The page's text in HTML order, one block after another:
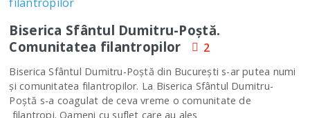
Biserica Sfântul Dumitru-Poştă.
Comunitatea filantropilor
2
Biserica Sfântul Dumitru-Poştă din Bucureşti s-ar putea numi
şi comunitatea filantropilor. La Biserica Sfântul Dumitru-
Poştă s-a coagulat de ceva vreme o comunitate de
filantropi. Oameni cu suflet care au ales